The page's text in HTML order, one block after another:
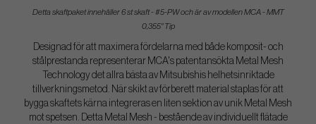
Detta skaftpaket innehåller 6 st skaft - #5-PW och är av modellen MCA - MMT
0,355" Tip
Designad för att maximera fördelarna med både komposit- och
stålprestanda representerar MCA's patentansökta Metal Mesh
Technology det allra bästa av Mitsubishis helhetsinriktade
tillverkningsmetod. När skikt av förberett material staplas för att
bygga skaftets kärna integreras en liten sektion av unik Metal Mesh
mot spetsen. Detta Metal Mesh - bestående av individuellt flätade